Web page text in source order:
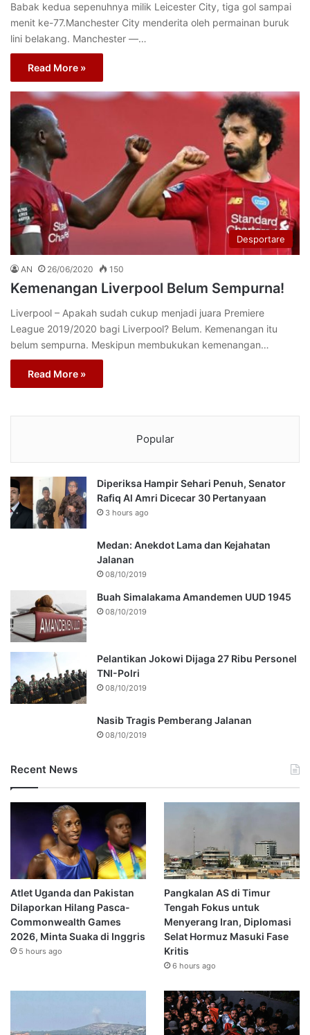
Babak kedua sepenuhnya milik Leicester City, tiga gol sampai
menit ke-77.Manchester City menderita oleh permainan buruk
lini belakang. Manchester —…
Read More »
Desportare
AN 26/06/2020 150
Kemenangan Liverpool Belum Sempurna!
Liverpool – Apakah sudah cukup menjadi juara Premiere
League 2019/2020 bagi Liverpool? Belum. Kemenangan itu
belum sempurna. Meskipun membukukan kemenangan…
Read More »
Popular
Diperiksa Hampir Sehari Penuh, Senator
Rafiq Al Amri Dicecar 30 Pertanyaan
3 hours ago
Medan: Anekdot Lama dan Kejahatan
Jalanan
08/10/2019
Buah Simalakama Amandemen UUD 1945
08/10/2019
Pelantikan Jokowi Dijaga 27 Ribu Personel
TNI-Polri
08/10/2019
Nasib Tragis Pemberang Jalanan
08/10/2019
Recent News
Atlet Uganda dan Pakistan
Dilaporkan Hilang Pasca-
Commonwealth Games
2026, Minta Suaka di Inggris
5 hours ago
Pangkalan AS di Timur
Tengah Fokus untuk
Menyerang Iran, Diplomasi
Selat Hormuz Masuki Fase
Kritis
6 hours ago